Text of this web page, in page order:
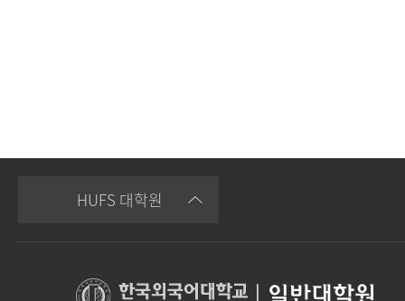
HUFS 대학원
일반대학원